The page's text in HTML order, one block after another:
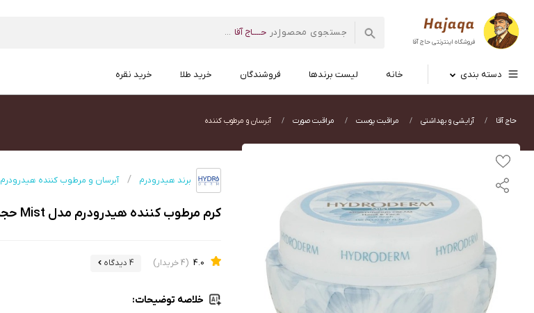
فروشگاه اینترنتیحاج آقا
در حــــاج آقا ...
دسته بندی خانه لیست برندها فروشندگان خرید طلا خرید نقره
حاج آقا آرایشی و بهداشتی مراقبت پوست مراقبت صورت آبرسان و مرطوب کننده
برند هیدرودرم آبرسان و مرطوب کننده هیدرودرم
کرم مرطوب کننده هیدرودرم مدل Mist حجم 150 میلی لیتر
4.0 (4 خریدار) 4 دیدگاه
خلاصه توضیحات: